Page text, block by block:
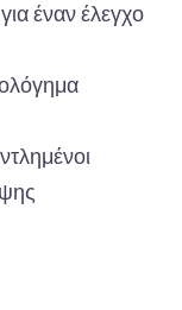
έναν έλεγχο